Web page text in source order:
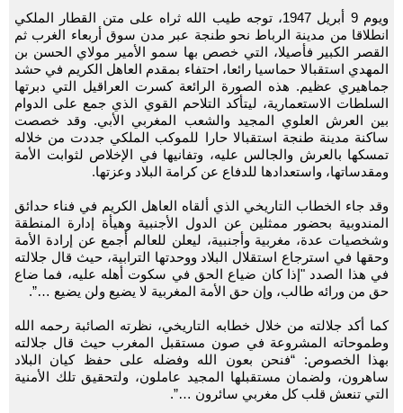
ويوم 9 أبريل 1947، توجه طيب الله ثراه على متن القطار الملكي
انطلاقا من مدينة الرباط نحو طنجة عبر مدن سوق أربعاء الغرب ثم
القصر الكبير فأصيلا، التي خصص بها سمو الأمير مولاي الحسن بن
المهدي استقبالا حماسيا رائعا، احتفاء بمقدم العاهل الكريم في حشد
جماهيري عظيم. هذه الصورة الرائعة كسرت العراقيل التي دبرتها
السلطات الاستعمارية، ليتأكد التلاحم القوي الذي جمع على الدوام
بين العرش العلوي المجيد والشعب المغربي الأبي. وقد خصصت
ساكنة مدينة طنجة استقبالا حارا للموكب الملكي جددت من خلاله
تمسكها بالعرش والجالس عليه، وتفانيها في الإخلاص لثوابت الأمة
ومقدساتها، واستعدادها للدفاع عن كرامة البلاد وعزتها.
وقد جاء الخطاب التاريخي الذي ألقاه العاهل الكريم في فناء حدائق
المندوبية بحضور ممثلين عن الدول الأجنبية وهيأة إدارة المنطقة
وشخصيات عدة، مغربية وأجنبية، ليعلن للعالم أجمع عن إرادة الأمة
وحقها في استرجاع استقلال البلاد ووحدتها الترابية، حيث قال جلالته
في هذا الصدد "إذا كان ضياع الحق في سكوت أهله عليه، فما ضاع
حق من ورائه طالب، وإن حق الأمة المغربية لا يضيع ولن يضيع …”.
كما أكد جلالته من خلال خطابه التاريخي، نظرته الصائبة رحمه الله
وطموحاته المشروعة في صون مستقبل المغرب حيث قال جلالته
بهذا الخصوص: “فنحن بعون الله وفضله على حفظ كيان البلاد
ساهرون، ولضمان مستقبلها المجيد عاملون، ولتحقيق تلك الأمنية
التي تنعش قلب كل مغربي سائرون …”.